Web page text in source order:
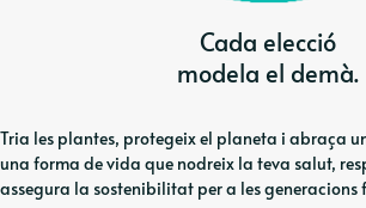
Cada elecció
modela el demà.
Tria les plantes, protegeix el planeta i abraça
una forma de vida que nodreix la teva salut,
assegura la sostenibilitat per a les generacions